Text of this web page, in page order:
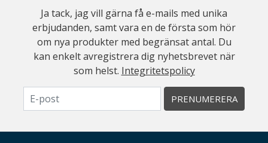
Ja tack, jag vill gärna få e-mails med unika
erbjudanden, samt vara en de första som hör
om nya produkter med begränsat antal. Du
kan enkelt avregistrera dig nyhetsbrevet när
som helst. Integritetspolicy
PRENUMERERA